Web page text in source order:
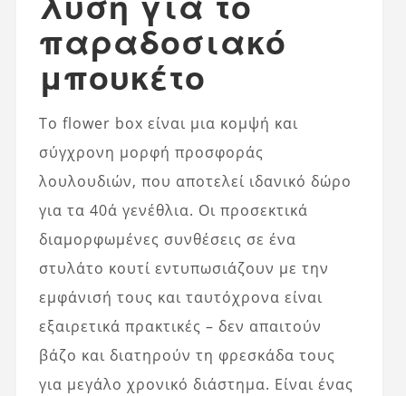
παραδοσιακό
μπουκέτο
Το flower box είναι μια κομψή και
σύγχρονη μορφή προσφοράς
λουλουδιών, που αποτελεί ιδανικό δώρο
για τα 40ά γενέθλια. Οι προσεκτικά
διαμορφωμένες συνθέσεις σε ένα
στυλάτο κουτί εντυπωσιάζουν με την
εμφάνισή τους και ταυτόχρονα είναι
εξαιρετικά πρακτικές – δεν απαιτούν
βάζο και διατηρούν τη φρεσκάδα τους
για μεγάλο χρονικό διάστημα. Είναι ένας